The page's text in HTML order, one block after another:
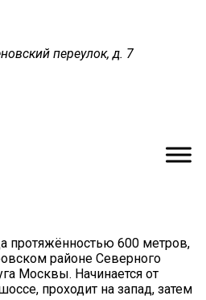
переулок, д. 7
протяжённостью 600 метров,
районе Северного
Москвы. Начинается от
проходит на запад, затем